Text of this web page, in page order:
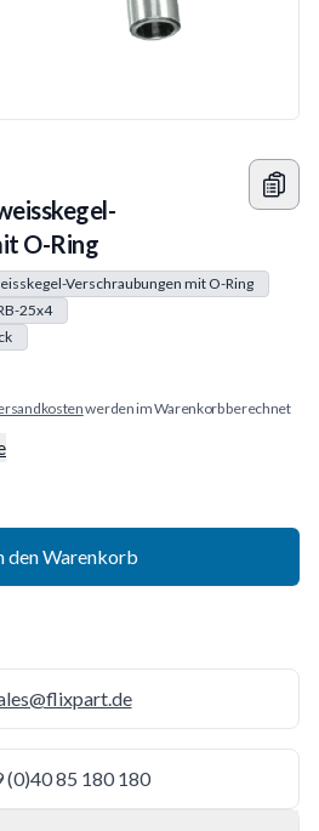
O-Ring
Verschraubungen mit O-Ring
25x4
werden im Warenkorb berechnet
den Warenkorb
(0)40 85 180 180